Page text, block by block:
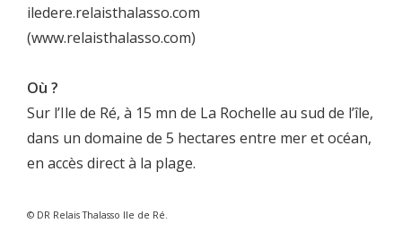
iledere.relaisthalasso.com
(www.relaisthalasso.com)
Où ?
Sur l’Ile de Ré, à 15 mn de La Rochelle au sud de l’île,
dans un domaine de 5 hectares entre mer et océan,
en accès direct à la plage.
© DR Relais Thalasso Ile de Ré.